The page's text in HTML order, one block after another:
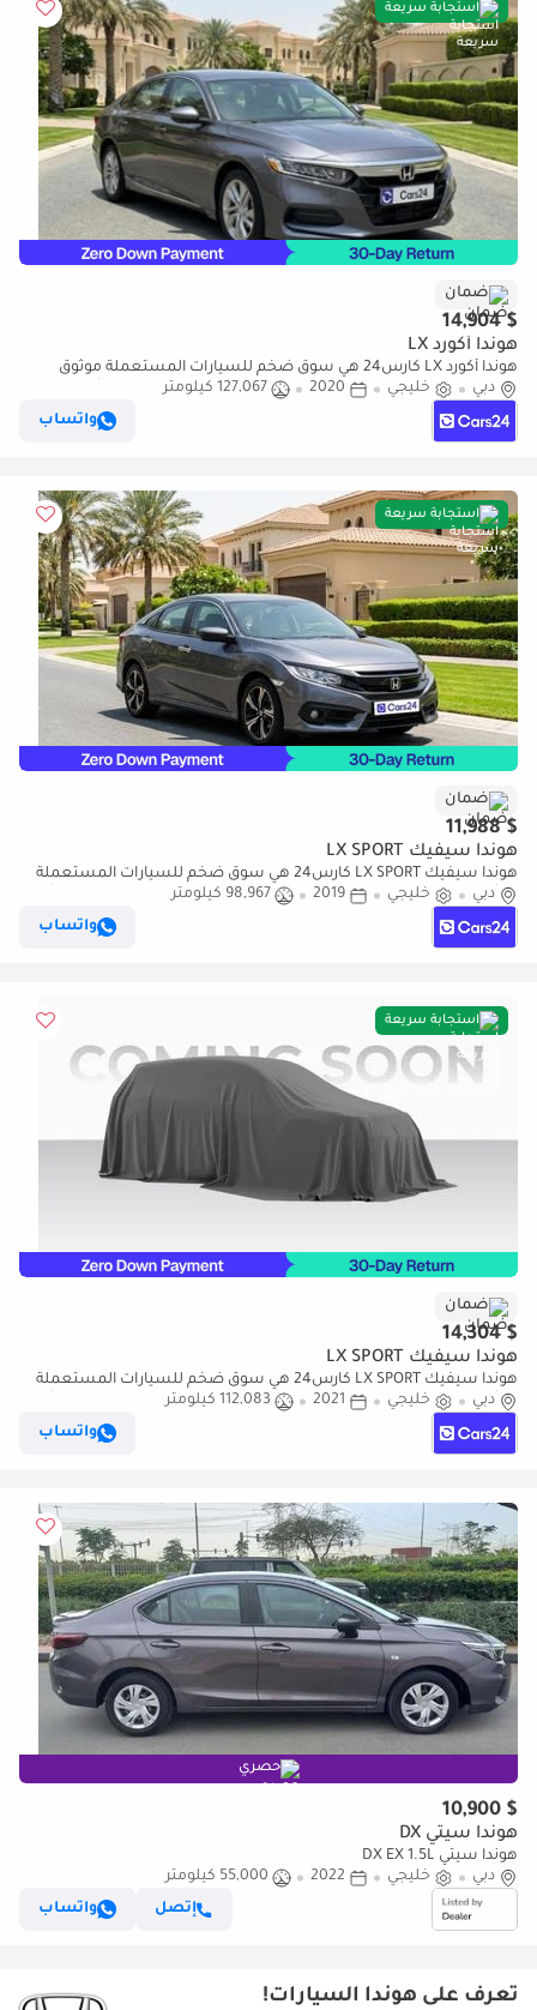
استجابة سريعة
ضمان
$ 14,904
هوندا أكورد LX
هوندا أكورد LX كارس24 هي سوق ضخم للسيارات المستعملة موثوق
ومضمون ٪كارس24 هي سوق ضخم للسيارات المستعملة موثوق
دبي خليجي 2020
127,067 كيلومتر
واتساب
استجابة سريعة
ضمان
$ 11,988
هوندا سيفيك LX SPORT
هوندا سيفيك LX SPORT كارس24 هي سوق ضخم للسيارات المستعملة
موثوق ومضمون ٪كارس24 هي سوق ضخم للسيارات المستعملة موثوق
دبي خليجي 2019
98,967 كيلومتر
واتساب
استجابة سريعة
ضمان
$ 14,304
هوندا سيفيك LX SPORT
هوندا سيفيك LX SPORT كارس24 هي سوق ضخم للسيارات المستعملة
موثوق ومضمون ٪كارس24 هي سوق ضخم للسيارات المستعملة موثوق
دبي خليجي 2021
112,083 كيلومتر
واتساب
حصري
$ 10,900
هوندا سيتي DX
هوندا سيتي DX EX 1.5L
دبي
خليجي 2022
55,000 كيلومتر
إتصل
واتساب
تعرف على هوندا السيارات!